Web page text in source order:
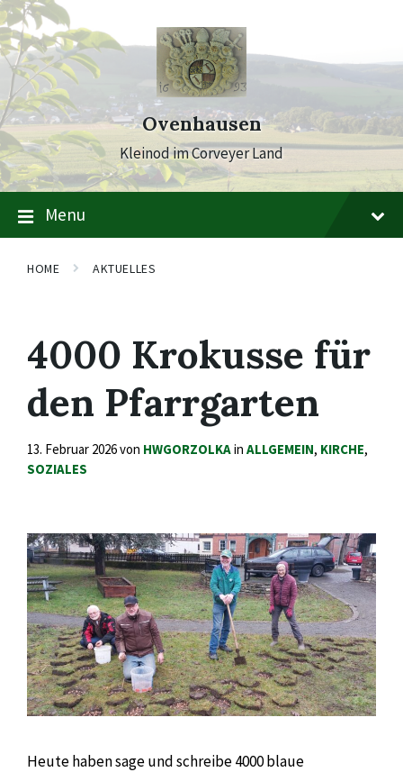
Skip
to
content
Skip
to
main
navigation
Skip
to
footer
Ovenhausen
Kleinod im Corveyer Land
Menu
HOME AKTUELLES
4000 Krokusse für
den Pfarrgarten
13. Februar 2026von HWGORZOLKAin ALLGEMEIN, KIRCHE,
SOZIALES
Heute haben sage und schreibe 4000 blaue